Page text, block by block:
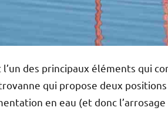
des principaux éléments qui
qui propose deux
en eau (et donc l’arrosage